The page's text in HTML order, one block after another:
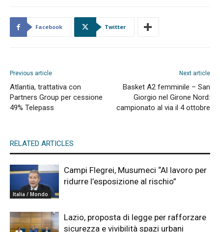
Facebook Twitter
Previous article
Atlantia, trattativa con
Partners Group per cessione
49% Telepass
Next article
Basket A2 femminile – San
Giorgio nel Girone Nord:
campionato al via il 4 ottobre
RELATED ARTICLES
Italia / Mondo
Campi Flegrei, Musumeci “Al lavoro per
ridurre l’esposizione al rischio”
Lazio, proposta di legge per rafforzare
sicurezza e vivibilità spazi urbani